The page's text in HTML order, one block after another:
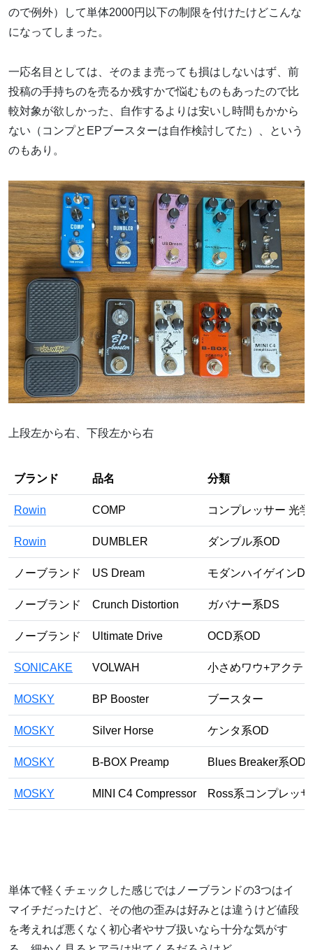
ので例外）して単体2000円以下の制限を付けたけどこんな
になってしまった。
一応名目としては、そのまま売っても損はしないはず、前
投稿の手持ちのを売るか残すかで悩むものもあったので比
較対象が欲しかった、自作するよりは安いし時間もかから
ない（コンプとEPブースターは自作検討してた）、という
のもあり。
上段左から右、下段左から右
ブランド 品名 分類
Rowin COMP コンプレッサー 光
Rowin DUMBLER ダンブル系OD
ノーブランド US Dream モダンハイゲイン
ノーブランド Crunch Distortion ガバナー系DS
ノーブランド Ultimate Drive OCD系OD
SONICAKE VOLWAH 小さめワウ+アクテ
MOSKY BP Booster ブースター
MOSKY Silver Horse ケンタ系OD
MOSKY B-BOX Preamp Blues Breaker系OD
MOSKY MINI C4 Compressor Ross系コンプレッ
単体で軽くチェックした感じではノーブランドの3つはイ
マイチだったけど、その他の歪みは好みとは違うけど値段
を考えれば悪くなく初心者やサブ扱いなら十分な気がす